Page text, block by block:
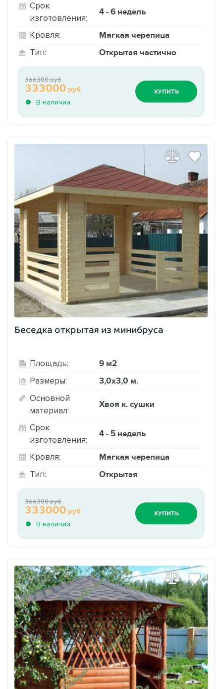
Срок
изготовления:
4 - 6 недель
Кровля: Мягкая черепица
Тип: Открытая частично
В наличии
333000 руб
366300 руб
КУПИТЬ
Беседка открытая из минибруса
Площадь: 9 м2
Размеры: 3,0х3,0 м.
Основной
материал:
Хвоя к. сушки
Срок
изготовления:
4 - 5 недель
Кровля: Мягкая черепица
Тип: Открытая
В наличии
333000 руб
366300 руб
КУПИТЬ